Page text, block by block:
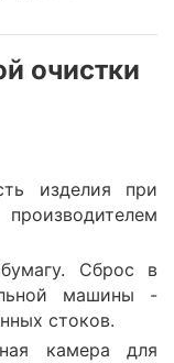
очистки
изделия при
Сброс в
машины -
стоков.
камера для